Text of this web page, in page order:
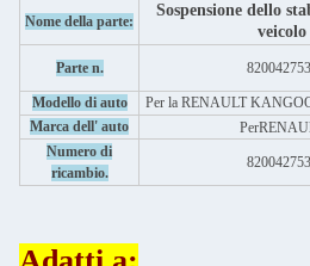
Nome della parte:
Sospensione dello
veicolo
Parte n.
Modello di auto Per la RENAULT
Marca dell' auto
Per
Numero di
ricambio.